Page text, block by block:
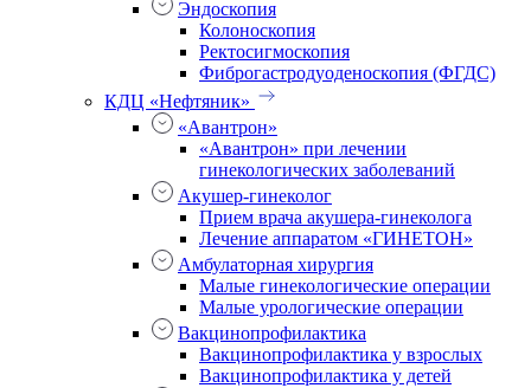
Эндоскопия
Колоноскопия
Ректосигмоскопия
Фиброгастродуоденоскопия (ФГДС)
КДЦ «Нефтяник»
«Авантрон»
«Авантрон» при лечении
гинекологических заболеваний
Акушер-гинеколог
Прием врача акушера-гинеколога
Лечение аппаратом «ГИНЕТОН»
Амбулаторная хирургия
Малые гинекологические операции
Малые урологические операции
Вакцинопрофилактика
Вакцинопрофилактика у взрослых
Вакцинопрофилактика у детей